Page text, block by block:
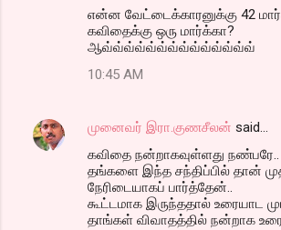
என்ன வேட்டைக்காரனுக்கு 42
கவிதைக்கு ஒரு மார்க்கா?
ஆவ்வ்வ்வ்வ்வ்வ்வ்வ்வ்வ்வ்வ்வ்
10:45 AM
முனைவர் இரா.குணசீலன் said…
கவிதை நன்றாகவுள்ளது நண்பரே..
தங்களை இந்த சந்திப்பில் தான்
நேரிடையாகப் பார்த்தேன்..
கூட்டமாக இருந்ததால் உரையாட
தாங்கள் விவாதத்தில் நன்றாக